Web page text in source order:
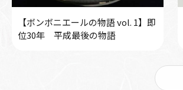
【ボンボニエールの物語 vol. 1】即
位30年 平成最後の物語